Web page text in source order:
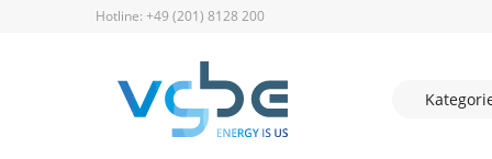
Hotline: +49 (201) 8128 200